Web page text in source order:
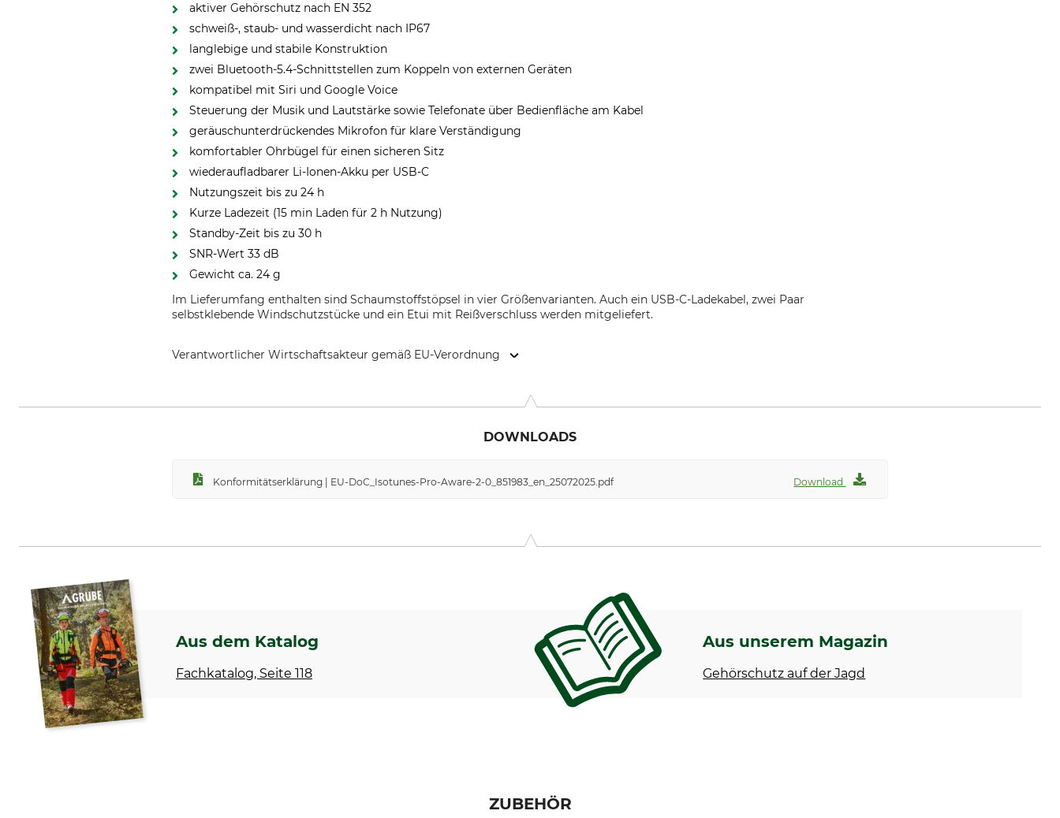
aktiver Gehörschutz nach EN 352
schweiß-, staub- und wasserdicht nach IP67
langlebige und stabile Konstruktion
zwei Bluetooth-5.4-Schnittstellen zum Koppeln von externen Geräten
kompatibel mit Siri und Google Voice
Steuerung der Musik und Lautstärke sowie Telefonate über Bedienfläche am Kabel
geräuschunterdrückendes Mikrofon für klare Verständigung
komfortabler Ohrbügel für einen sicheren Sitz
wiederaufladbarer Li-Ionen-Akku per USB-C
Nutzungszeit bis zu 24 h
Kurze Ladezeit (15 min Laden für 2 h Nutzung)
Standby-Zeit bis zu 30 h
SNR-Wert 33 dB
Gewicht ca. 24 g
Im Lieferumfang enthalten sind Schaumstoffstöpsel in vier Größenvarianten. Auch ein USB-C-Ladekabel, zwei Paar
selbstklebende Windschutzstücke und ein Etui mit Reißverschluss werden mitgeliefert.
Verantwortlicher Wirtschaftsakteur gemäß EU-Verordnung
DOWNLOADS
Konformitätserklärung | EU-DoC_Isotunes-Pro-Aware-2-0_851983_en_25072025.pdf Download
Aus dem Katalog
Fachkatalog, Seite 118
Aus unserem Magazin
Gehörschutz auf der Jagd
ZUBEHÖR